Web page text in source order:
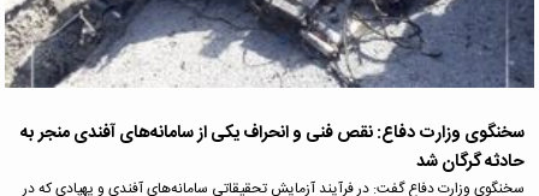
سخنگوی وزارت دفاع: نقص فنی و انحراف یکی از سامانه‌های آفندی منجر به
حادثه گرگان شد
سخنگوی وزارت دفاع گفت: در فرآیند آزمایش تحقیقاتی سامانه‌های آفندی و پهپادی که در